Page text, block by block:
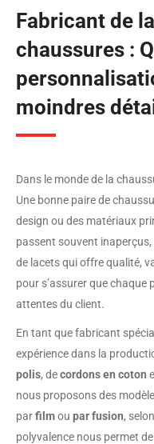
Fabricant de
chaussures :
moindres
Dans le monde de la
Une bonne paire de
design ou des matériaux
passent souvent
de lacets qui offre qualité,
pour s’assurer que chaque
attentes du client.
En tant que fabricant
expérience dans la
polis, decordons en coton
nous proposons des
parfilmou par fusion,
polyvalence nous permet